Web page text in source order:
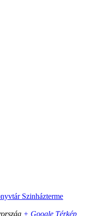
Szinházterme
+ Google Térkép